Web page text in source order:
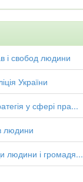
і свобод людини
України
у сфері пра...
людини
людини і громадя...